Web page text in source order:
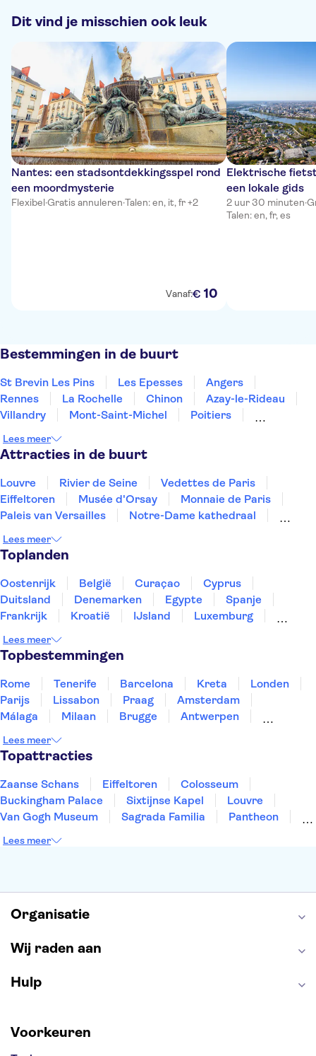
Dit vind je misschien ook leuk
Nantes: een stadsontdekkingsspel rond
een moordmysterie
Flexibel·Gratis annuleren·Talen: en, it, fr +2
Vanaf:€ 10
Elektrische
een lokale gids
2 uur 30 minuten·
Talen: en, fr, es
Bestemmingen in de buurt
St Brevin Les Pins Les Epesses
Angers
Rennes
La Rochelle Chinon
Azay-le-Rideau
Villandry
Mont-Saint-Michel
Poitiers
Lees meer
Attracties in de buurt
Louvre Rivier de Seine
Vedettes de Paris
Eiffeltoren
Musée d'Orsay
Monnaie de Paris
Paleis van Versailles
Notre-Dame kathedraal
Montmartre
Tours en trips vanuit Paris
Loiredal en kastelen
Lees meer
Toplanden
Oostenrijk België Curaçao
Cyprus
Duitsland
Denemarken Egypte
Spanje
Frankrijk
Kroatië IJsland
Luxemburg
Slovenië
Thailand
Lees meer
Topbestemmingen
Rome Tenerife Barcelona Kreta
Londen
Parijs
Lissabon Praag
Amsterdam
Málaga
Milaan Brugge
Antwerpen
Eindhoven
Lees meer
Topattracties
Zaanse Schans Eiffeltoren
Colosseum
Buckingham Palace
Sixtijnse Kapel
Louvre
Van Gogh Museum
Sagrada Familia
Pantheon
Keukenhof
Lees meer
Organisatie
Wij raden aan
Hulp
Voorkeuren